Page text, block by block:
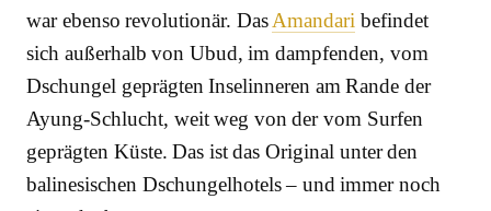
war ebenso revolutionär. DasAmandari befindet
sich außerhalb von Ubud, im dampfenden, vom
Dschungel geprägten Inselinneren am Rande der
Ayung-Schlucht, weit weg von der vom Surfen
geprägten Küste. Das ist das Original unter den
balinesischen Dschungelhotels – und immer noch